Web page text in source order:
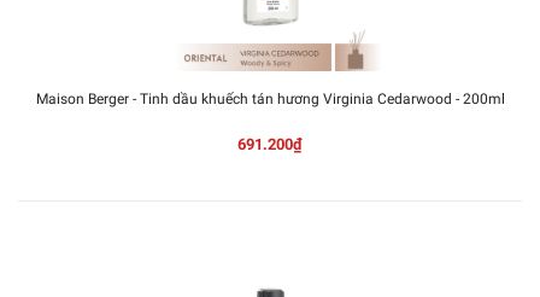
Maison Berger - Tinh dầu khuếch tán hương Virginia Cedarwood - 200ml
691.200₫